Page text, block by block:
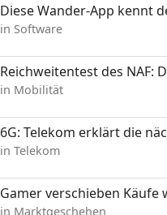
Diese Wander-App kennt
in Software
Reichweitentest des NAF:
in Mobilität
6G: Telekom erklärt die
in Telekom
Gamer verschieben Käufe
in Marktgeschehen